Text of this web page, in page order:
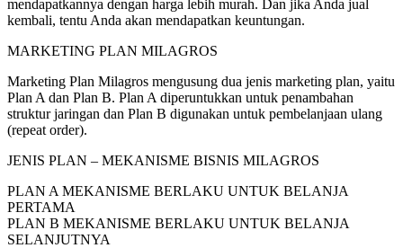
mendapatkannya dengan harga lebih murah. Dan jika Anda jual
kembali, tentu Anda akan mendapatkan keuntungan.
MARKETING PLAN MILAGROS
Marketing Plan Milagros mengusung dua jenis marketing plan, yaitu
Plan A dan Plan B. Plan A diperuntukkan untuk penambahan
struktur jaringan dan Plan B digunakan untuk pembelanjaan ulang
(repeat order).
JENIS PLAN – MEKANISME BISNIS MILAGROS
PLAN A MEKANISME BERLAKU UNTUK BELANJA
PERTAMA
PLAN B MEKANISME BERLAKU UNTUK BELANJA
SELANJUTNYA